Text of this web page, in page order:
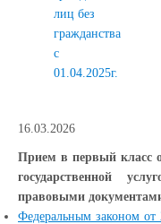
лиц без
гражданства
с
01.04.2025г.
16.03.2026
Прием в первый класс
государственной
правовыми
Федеральным законом